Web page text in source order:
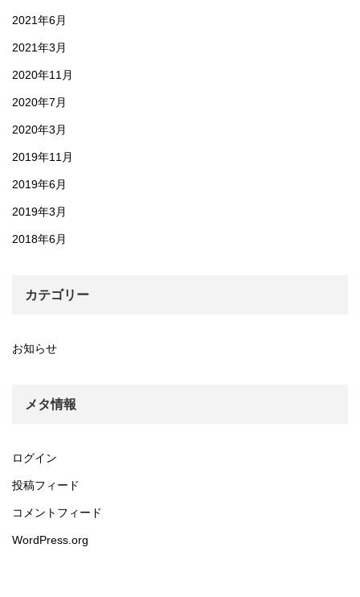
2021年6月
2021年3月
2020年11月
2020年7月
2020年3月
2019年11月
2019年6月
2019年3月
2018年6月
カテゴリー
お知らせ
メタ情報
ログイン
投稿フィード
コメントフィード
WordPress.org